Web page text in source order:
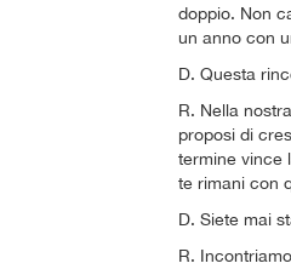
doppio. Non
un anno con
D. Questa
R. Nella
proposi di
termine vince
te rimani con
D. Siete mai
R.